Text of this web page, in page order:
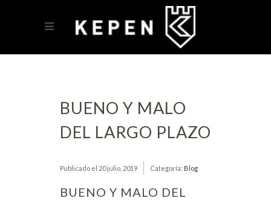
BUENO Y MALO
DEL LARGO PLAZO
Publicado el 20 julio, 2019 Categoría: Blog
BUENO Y MALO DEL